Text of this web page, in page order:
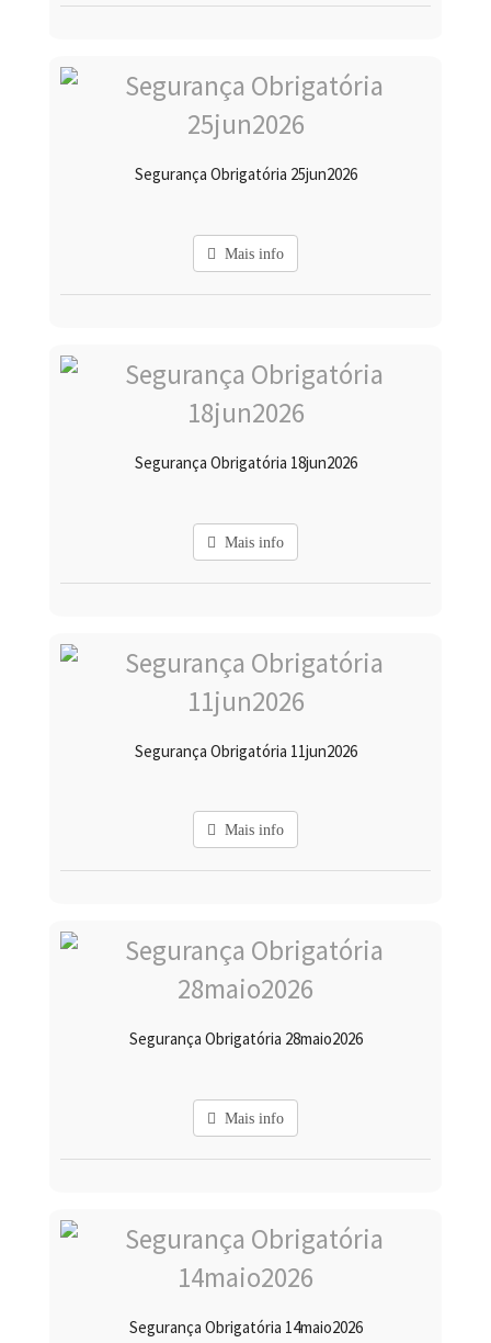
Segurança Obrigatória 25jun2026
Mais info
Segurança Obrigatória 18jun2026
Mais info
Segurança Obrigatória 11jun2026
Mais info
Segurança Obrigatória 28maio2026
Mais info
Segurança Obrigatória 14maio2026